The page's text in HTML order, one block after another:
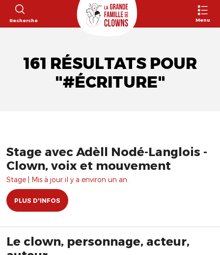
Recherche Menu
161 RÉSULTATS POUR
"#ÉCRITURE"
Stage avec Adèll Nodé-Langlois -
Clown, voix et mouvement
Stage | Mis à jour il y a environ un an.
PLUS D'INFOS
Le clown, personnage, acteur,